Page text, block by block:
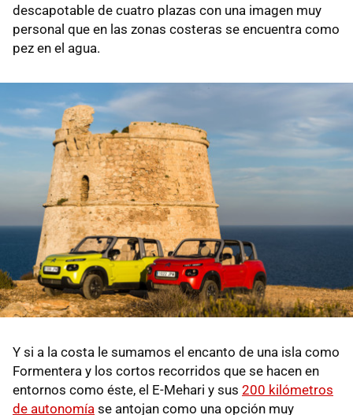
descapotable de cuatro plazas con una imagen muy
personal que en las zonas costeras se encuentra como
pez en el agua.
Y si a la costa le sumamos el encanto de una isla como
Formentera y los cortos recorridos que se hacen en
entornos como éste, el E-Mehari y sus 200 kilómetros
de autonomía se antojan como una opción muy